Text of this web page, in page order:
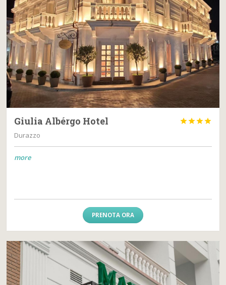
Giulia Albérgo Hotel 
Durazzo
more
PRENOTA ORA